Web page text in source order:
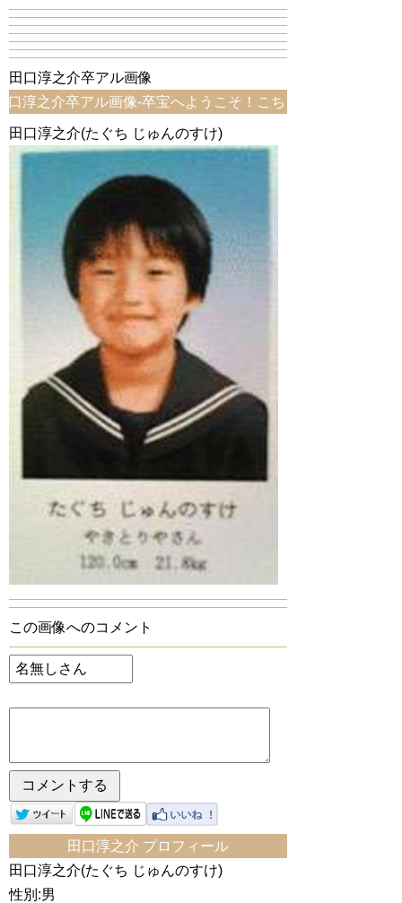
田口淳之介卒アル画像
アル画像-卒宝へようこそ！こちらは、田口淳之介卒アル
田口淳之介(たぐち じゅんのすけ)
この画像へのコメント
田口淳之介 プロフィール
田口淳之介(たぐち じゅんのすけ)
性別:男